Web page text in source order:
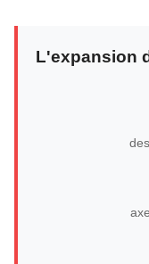
L'expansion